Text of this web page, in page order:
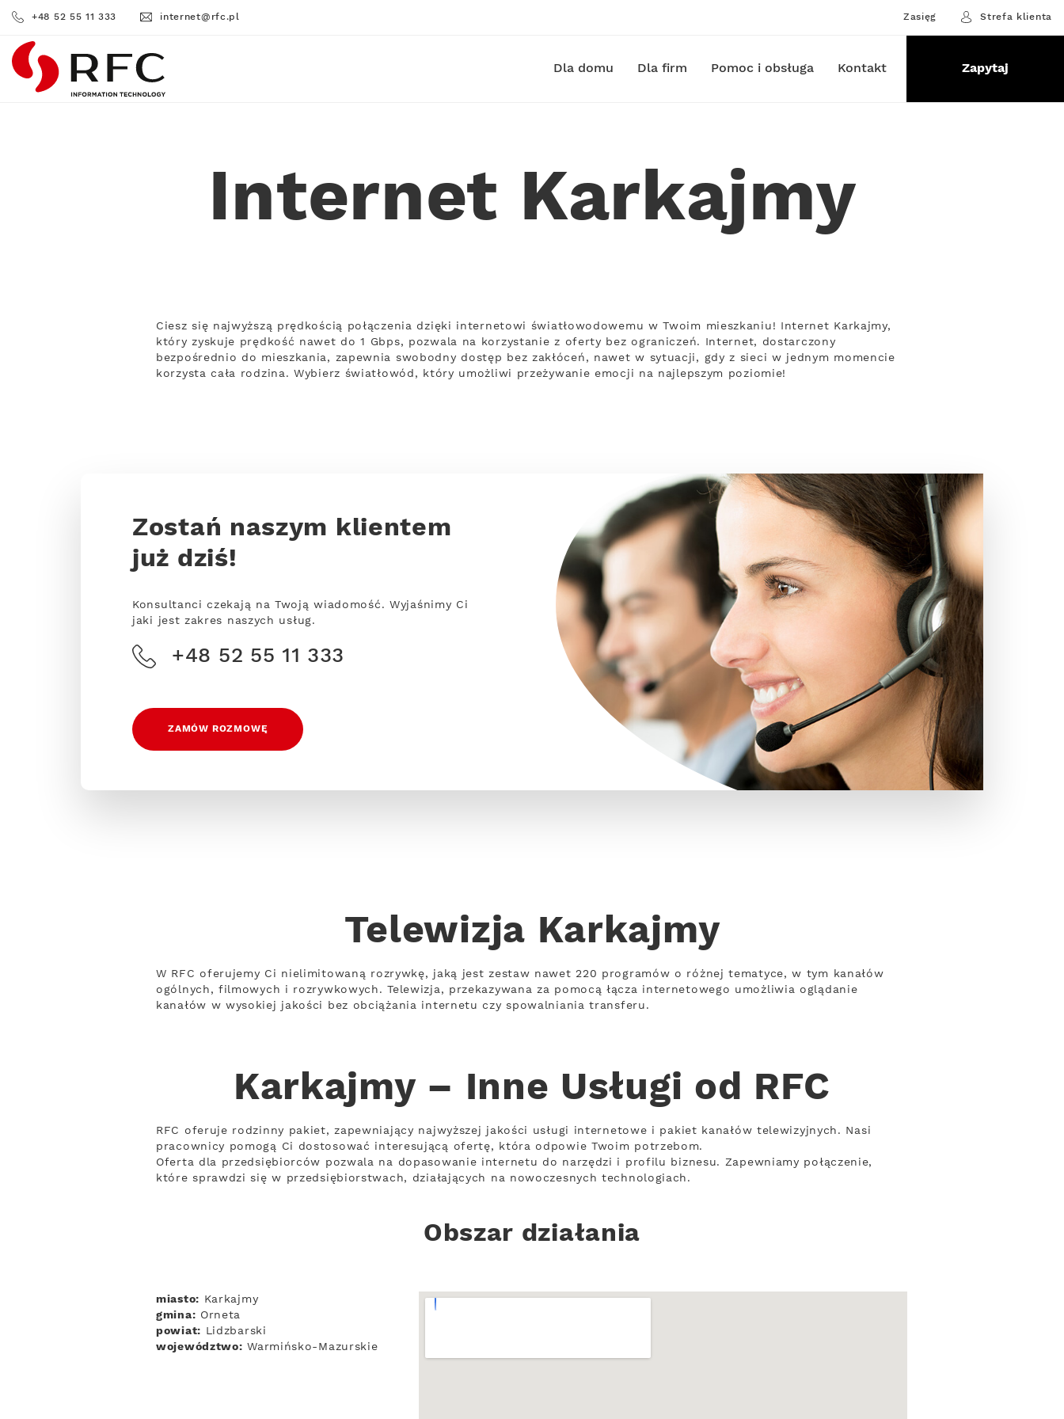
+48 52 55 11 333 internet@rfc.pl Zasięg Strefa klienta
RFC Dla domu Dla firm Pomoc i obsługa Kontakt Zapytaj
Internet Karkajmy
Ciesz się najwyższą prędkością połączenia dzięki internetowi światłowodowemu w Twoim mieszkaniu! Internet Karkajmy,
który zyskuje prędkość nawet do 1 Gbps, pozwala na korzystanie z oferty bez ograniczeń. Internet, dostarczony
bezpośrednio do mieszkania, zapewnia swobodny dostęp bez zakłóceń, nawet w sytuacji, gdy z sieci w jednym momencie
korzysta cała rodzina. Wybierz światłowód, który umożliwi przeżywanie emocji na najlepszym poziomie!
Zostań naszym klientem
już dziś!
Konsultanci czekają na Twoją wiadomość. Wyjaśnimy Ci
jaki jest zakres naszych usług.
+48 52 55 11 333
ZAMÓW ROZMOWĘ
Telewizja Karkajmy
W RFC oferujemy Ci nielimitowaną rozrywkę, jaką jest zestaw nawet 220 programów o różnej tematyce, w tym kanałów
ogólnych, filmowych i rozrywkowych. Telewizja, przekazywana za pomocą łącza internetowego umożliwia oglądanie
kanałów w wysokiej jakości bez obciążania internetu czy spowalniania transferu.
Karkajmy – Inne Usługi od RFC
RFC oferuje rodzinny pakiet, zapewniający najwyższej jakości usługi internetowe i pakiet kanałów telewizyjnych. Nasi
pracownicy pomogą Ci dostosować interesującą ofertę, która odpowie Twoim potrzebom.
Oferta dla przedsiębiorców pozwala na dopasowanie internetu do narzędzi i profilu biznesu. Zapewniamy połączenie,
które sprawdzi się w przedsiębiorstwach, działających na nowoczesnych technologiach.
Obszar działania
miasto: Karkajmy
gmina: Orneta
powiat: Lidzbarski
województwo: Warmińsko-Mazurskie